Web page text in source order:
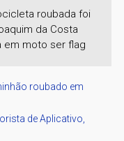
roubada foi
da Costa
em moto ser flag
roubado em
de Aplicativo,